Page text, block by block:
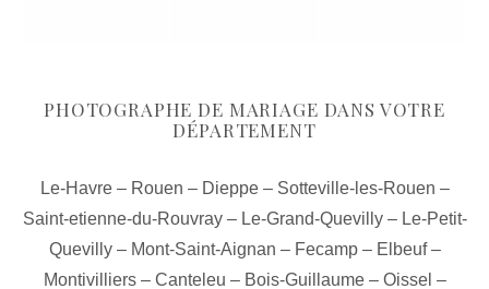
PHOTOGRAPHE DE MARIAGE DANS VOTRE
DÉPARTEMENT
Le-Havre– Rouen – Dieppe– Sotteville-les-Rouen –
Saint-etienne-du-Rouvray– Le-Grand-Quevilly– Le-Petit-
Quevilly– Mont-Saint-Aignan – Fecamp– Elbeuf–
Montivilliers– Canteleu – Bois-Guillaume– Oissel –